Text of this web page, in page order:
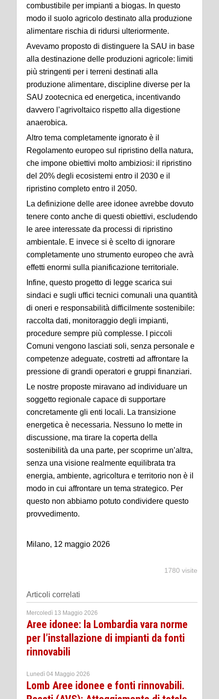
combustibile per impianti a biogas. In questo
modo il suolo agricolo destinato alla produzione
alimentare rischia di ridursi ulteriormente.
Avevamo proposto di distinguere la SAU in base
alla destinazione delle produzioni agricole: limiti
più stringenti per i terreni destinati alla
produzione alimentare, discipline diverse per la
SAU zootecnica ed energetica, incentivando
davvero l’agrivoltaico rispetto alla digestione
anaerobica.
Altro tema completamente ignorato è il
Regolamento europeo sul ripristino della natura,
che impone obiettivi molto ambiziosi: il ripristino
del 20% degli ecosistemi entro il 2030 e il
ripristino completo entro il 2050.
La definizione delle aree idonee avrebbe dovuto
tenere conto anche di questi obiettivi, escludendo
le aree interessate da processi di ripristino
ambientale. E invece si è scelto di ignorare
completamente uno strumento europeo che avrà
effetti enormi sulla pianificazione territoriale.
Infine, questo progetto di legge scarica sui
sindaci e sugli uffici tecnici comunali una quantità
di oneri e responsabilità difficilmente sostenibile:
raccolta dati, monitoraggio degli impianti,
procedure sempre più complesse. I piccoli
Comuni vengono lasciati soli, senza personale e
competenze adeguate, costretti ad affrontare la
pressione di grandi operatori e gruppi finanziari.
Le nostre proposte miravano ad individuare un
soggetto regionale capace di supportare
concretamente gli enti locali. La transizione
energetica è necessaria. Nessuno lo mette in
discussione, ma tirare la coperta della
sostenibilità da una parte, per scoprirne un’altra,
senza una visione realmente equilibrata tra
energia, ambiente, agricoltura e territorio non è il
modo in cui affrontare un tema strategico. Per
questo non abbiamo potuto condividere questo
provvedimento.
Milano, 12 maggio 2026
1780 visite
Articoli correlati
Mercoledì 13 Maggio 2026
Aree idonee: la Lombardia vara norme
per l’installazione di impianti da fonti
rinnovabili
Lunedì 04 Maggio 2026
Lomb Aree idonee e fonti rinnovabili.